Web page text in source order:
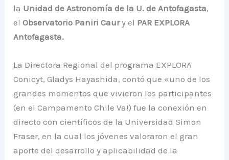
la Unidad de Astronomía de la U. de Antofagasta,
elObservatorio Paniri Caury el PAR EXPLORA
Antofagasta.
La Directora Regional del programa EXPLORA
Conicyt, Gladys Hayashida, contó que «uno de los
grandes momentos que vivieron los participantes
(en el Campamento Chile Va!) fue la conexión en
directo con científicos de la Universidad Simon
Fraser, en la cual los jóvenes valoraron el gran
aporte del desarrollo y aplicabilidad de la